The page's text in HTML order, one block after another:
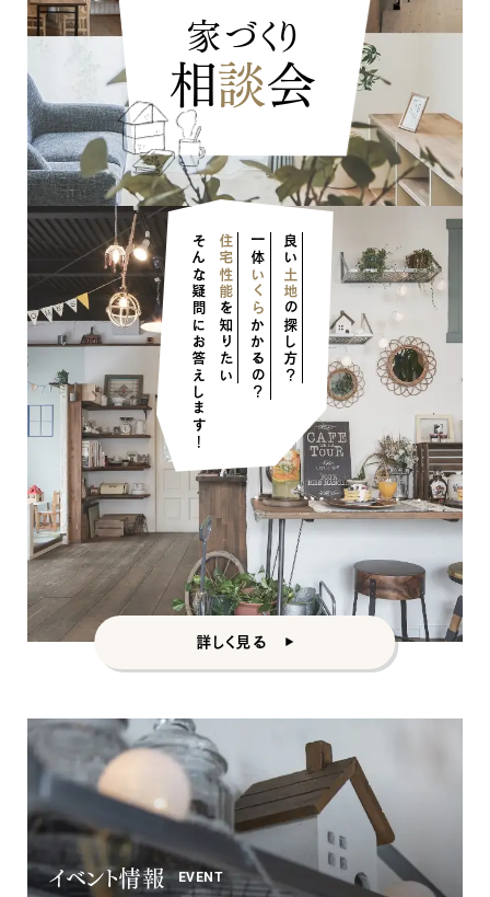
おりましたので、住宅設備機器メーカ
ーの裏側事情や生涯を考慮した省
エネ設備についても私視点となりま
すがご説明できるかと思います。
是非、ご興味頂けます方は、是非次
回セミナーへのご予約お待ちしており
ます。 また、コロナ禍 といったご事情
よりオンラインをご希望される方は下
記URLよりお申込み下さいませ。
https://masuno55.co.jp/event/
目の保養というか、勉強になります。
家づくり
相談会
住宅性能
を知りたい
一体
いくら
かかるの？
良い
土地
の探し方？
そんな疑問にお答えします！
詳しく見る
イベント情報 EVENT